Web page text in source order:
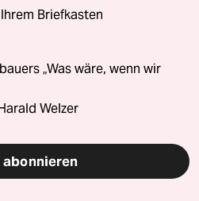
Briefkasten
„Was wäre, wenn wir
Welzer